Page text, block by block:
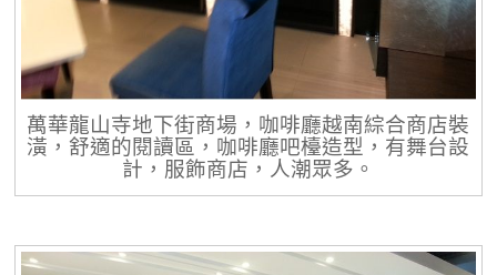
萬華龍山寺地下街商場，咖啡廳越南綜合商店裝
潢，舒適的閱讀區，咖啡廳吧檯造型，有舞台設
計，服飾商店，人潮眾多。